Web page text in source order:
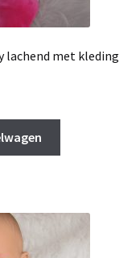
lachend met kleding